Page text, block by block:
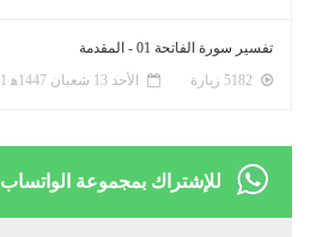
تفسير سورة الفاتحة 01 - المقدمة
الأحد 13 شعبان 1447ﻫ 1-2-2026م
للإشتراك بمجموعة الواتساب